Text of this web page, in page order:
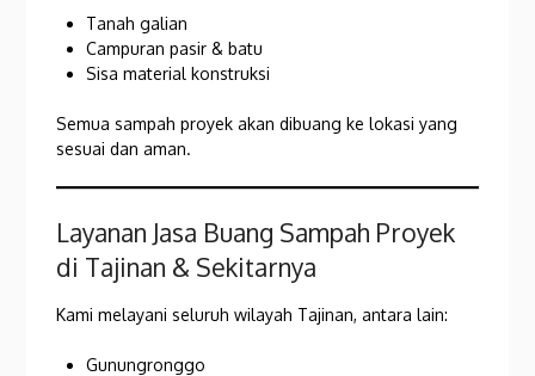
Tanah galian
Campuran pasir & batu
Sisa material konstruksi
Semua sampah proyek akan dibuang ke lokasi yang
sesuai dan aman.
Layanan Jasa Buang Sampah Proyek
di Tajinan & Sekitarnya
Kami melayani seluruh wilayah Tajinan, antara lain:
Gunungronggo